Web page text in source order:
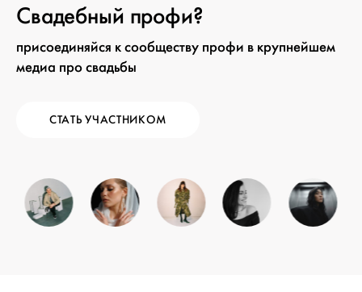
Свадебный профи?
присоединяйся к сообществу профи в крупнейшем
медиа про свадьбы
СТАТЬ УЧАСТНИКОМ